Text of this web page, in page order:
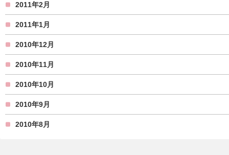
2011年2月
2011年1月
2010年12月
2010年11月
2010年10月
2010年9月
2010年8月